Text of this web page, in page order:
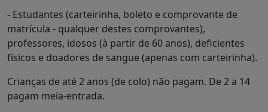
- Estudantes (carteirinha, boleto e comprovante de
matrícula - qualquer destes comprovantes),
professores, idosos (à partir de 60 anos), deficientes
físicos e doadores de sangue (apenas com carteirinha).
Crianças de até 2 anos (de colo) não pagam. De 2 a 14
pagam meia-entrada.